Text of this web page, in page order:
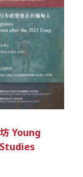
Young